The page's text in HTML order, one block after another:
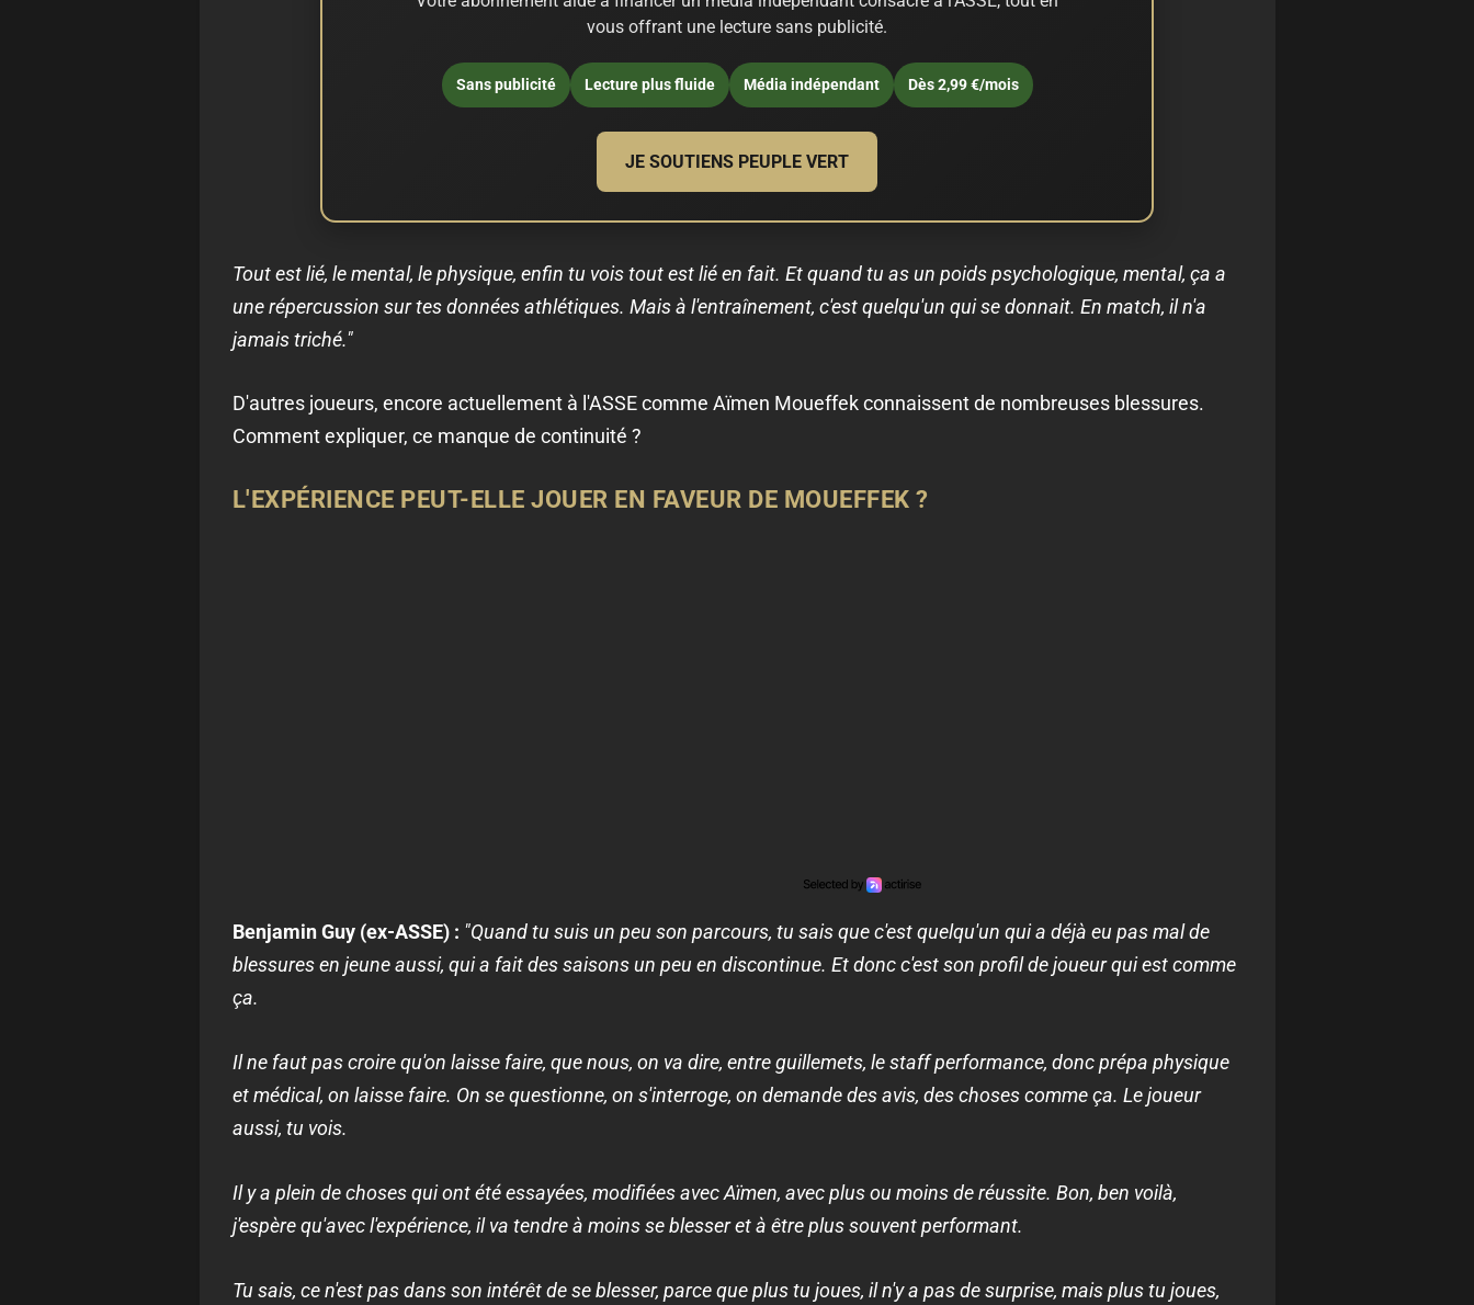
vous offrant une lecture sans publicité.
Sans publicité Lecture plus fluide Média indépendant Dès 2,99 €/mois
JE SOUTIENS PEUPLE VERT
Tout est lié, le mental, le physique, enfin tu vois tout est lié en fait. Et quand tu as un poids psychologique, mental, ça a
une répercussion sur tes données athlétiques. Mais à l'entraînement, c'est quelqu'un qui se donnait. En match, il n'a
jamais triché."
D'autres joueurs, encore actuellement à l'ASSE comme Aïmen Moueffek connaissent de nombreuses blessures.
Comment expliquer, ce manque de continuité ?
L'EXPÉRIENCE PEUT-ELLE JOUER EN FAVEUR DE MOUEFFEK ?
Benjamin Guy (ex-ASSE) : "Quand tu suis un peu son parcours, tu sais que c'est quelqu'un qui a déjà eu pas mal de
blessures en jeune aussi, qui a fait des saisons un peu en discontinue. Et donc c'est son profil de joueur qui est comme
ça.
Il ne faut pas croire qu'on laisse faire, que nous, on va dire, entre guillemets, le staff performance, donc prépa physique
et médical, on laisse faire. On se questionne, on s'interroge, on demande des avis, des choses comme ça. Le joueur
aussi, tu vois.
Il y a plein de choses qui ont été essayées, modifiées avec Aïmen, avec plus ou moins de réussite. Bon, ben voilà,
j'espère qu'avec l'expérience, il va tendre à moins se blesser et à être plus souvent performant.
Tu sais, ce n'est pas dans son intérêt de se blesser, parce que plus tu joues, il n'y a pas de surprise, mais plus tu joues,